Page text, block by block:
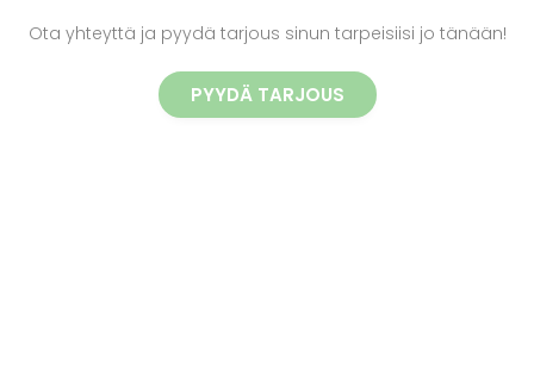
Ota yhteyttä ja pyydä tarjous sinun tarpeisiisi jo tänään!
PYYDÄ TARJOUS